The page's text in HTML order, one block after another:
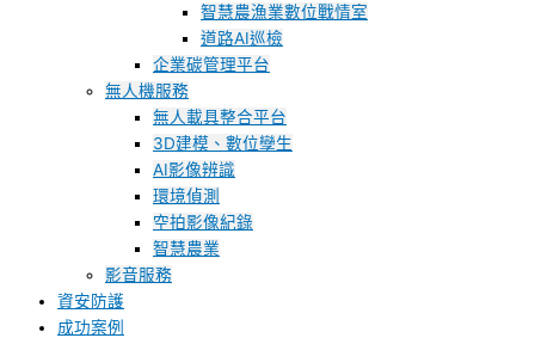
智慧農漁業數位戰情室
道路AI巡檢
企業碳管理平台
無人機服務
無人載具整合平台
3D建模、數位孿生
AI影像辨識
環境偵測
空拍影像紀錄
智慧農業
影音服務
資安防護
成功案例